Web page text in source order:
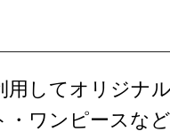
用してオリジナ
ワンピースな